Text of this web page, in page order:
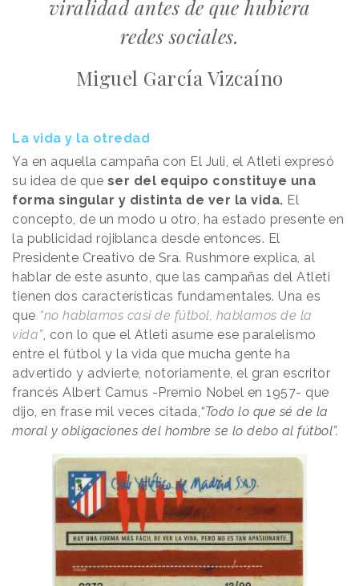
viralidad antes de que hubiera
redes sociales.
Miguel García Vizcaíno
La vida y la otredad
Ya en aquella campaña con El Juli, el Atleti expresó
su idea de que ser del equipo constituye una
forma singular y distinta de ver la vida. El
concepto, de un modo u otro, ha estado presente en
la publicidad rojiblanca desde entonces. El
Presidente Creativo de Sra. Rushmore explica, al
hablar de este asunto, que las campañas del Atleti
tienen dos características fundamentales. Una es
que “no hablamos casi de fútbol, hablamos de la
vida”, con lo que el Atleti asume ese paralelismo
entre el fútbol y la vida que mucha gente ha
advertido y advierte, notoriamente, el gran escritor
francés Albert Camus -Premio Nobel en 1957- que
dijo, en frase mil veces citada,“Todo lo que sé de la
moral y obligaciones del hombre se lo debo al fútbol”.